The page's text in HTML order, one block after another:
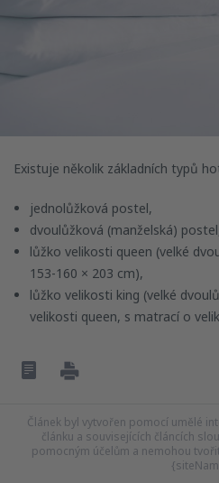
Existuje několik základních typů
jednolůžková postel,
dvoulůžková (manželská)
lůžko velikosti queen (velké
153-160 × 203 cm),
lůžko velikosti king (velké
velikosti queen, s matrací o
Článek byl vytvořen pomocí umělé
článku a souvisejících článcích
pomocným účelům a nemohou